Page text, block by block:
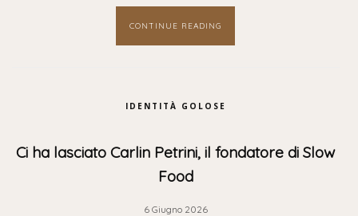
CONTINUE READING
IDENTITÀ GOLOSE
Ci ha lasciato Carlin Petrini, il fondatore di Slow
Food
6 Giugno 2026